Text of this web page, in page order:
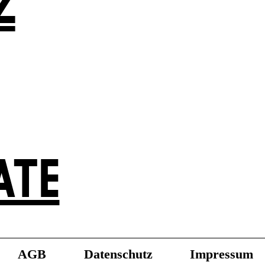
AGB Datenschutz Impressum